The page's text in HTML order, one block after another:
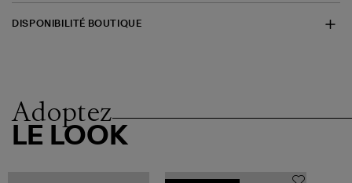
DISPONIBILITÉ BOUTIQUE
Adoptez
LE LOOK